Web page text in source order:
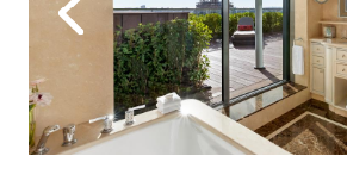
Previous